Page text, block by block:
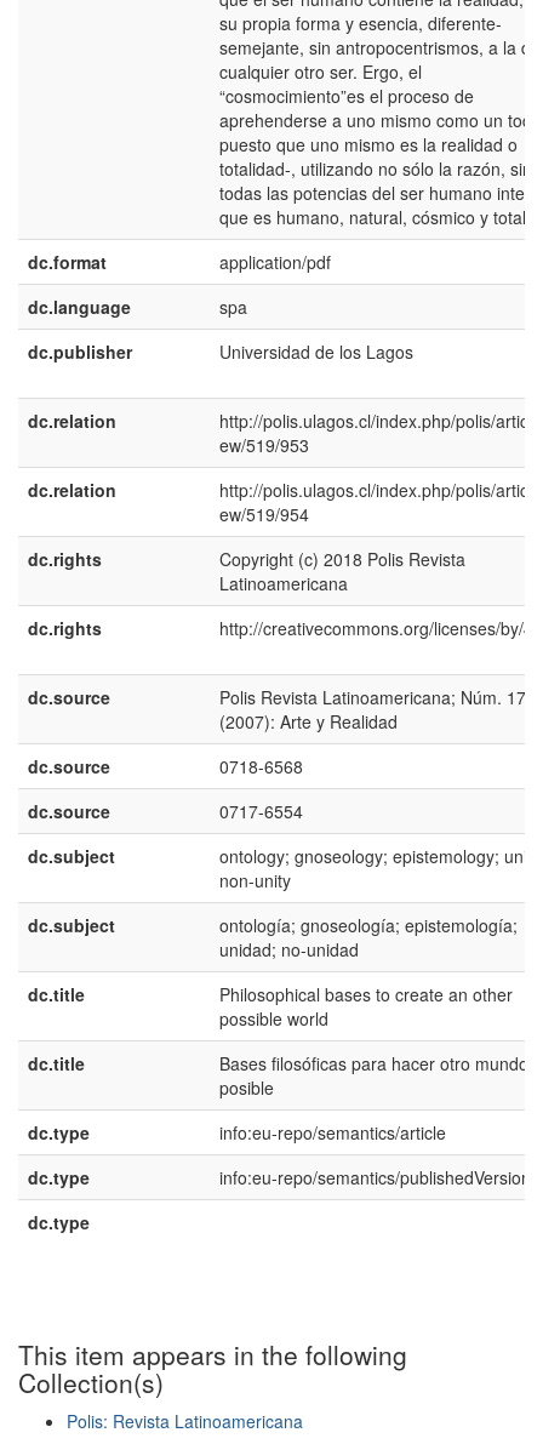
su propia forma y esencia, diferente-
semejante, sin antropocentrismos, a la de
cualquier otro ser. Ergo, el
“cosmocimiento”es el proceso de
aprehenderse a uno mismo como un
puesto que uno mismo es la realidad o
totalidad-, utilizando no sólo la razón, sino
todas las potencias del ser humano
que es humano, natural, cósmico y total.
dc.format
application/pdf
dc.language
spa
dc.publisher
Universidad de los Lagos
dc.relation
http://polis.ulagos.cl/index.php/polis/
ew/519/953
dc.relation
http://polis.ulagos.cl/index.php/polis/
ew/519/954
dc.rights
Copyright (c) 2018 Polis Revista
Latinoamericana
dc.rights
http://creativecommons.org/licenses/by/
dc.source
Polis Revista Latinoamericana; Núm. 17
(2007): Arte y Realidad
dc.source
0718-6568
dc.source
0717-6554
dc.subject
ontology; gnoseology; epistemology;
non-unity
dc.subject
ontología; gnoseología; epistemología;
unidad; no-unidad
dc.title
Philosophical bases to create an other
possible world
dc.title
Bases filosóficas para hacer otro mundo
posible
dc.type
info:eu-repo/semantics/article
dc.type
info:eu-repo/semantics/publishedVersion
dc.type
This item appears in the following
Collection(s)
Polis: Revista Latinoamericana